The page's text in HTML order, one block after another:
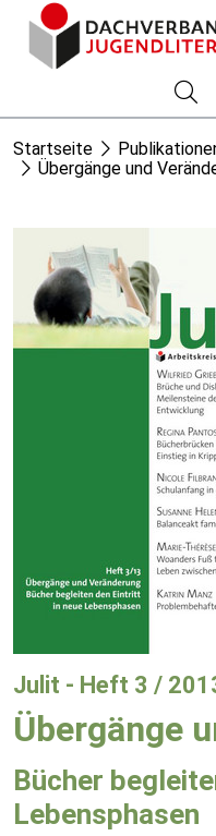
Startseite
Übergänge und
Julit - Heft 3 /
Übergänge
Bücher
Lebensphasen